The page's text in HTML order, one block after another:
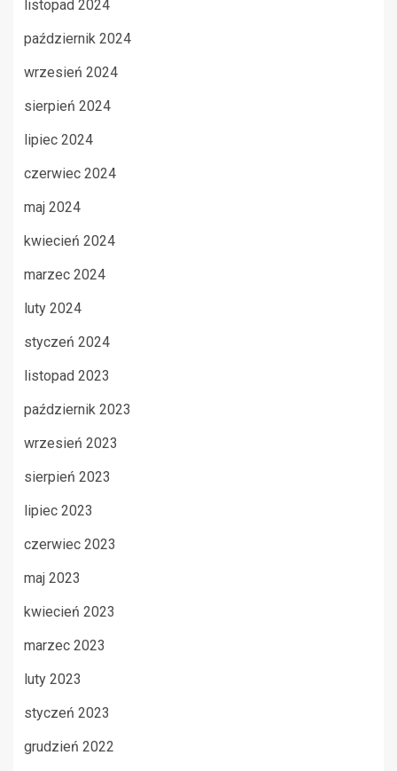
listopad 2024
październik 2024
wrzesień 2024
sierpień 2024
lipiec 2024
czerwiec 2024
maj 2024
kwiecień 2024
marzec 2024
luty 2024
styczeń 2024
listopad 2023
październik 2023
wrzesień 2023
sierpień 2023
lipiec 2023
czerwiec 2023
maj 2023
kwiecień 2023
marzec 2023
luty 2023
styczeń 2023
grudzień 2022